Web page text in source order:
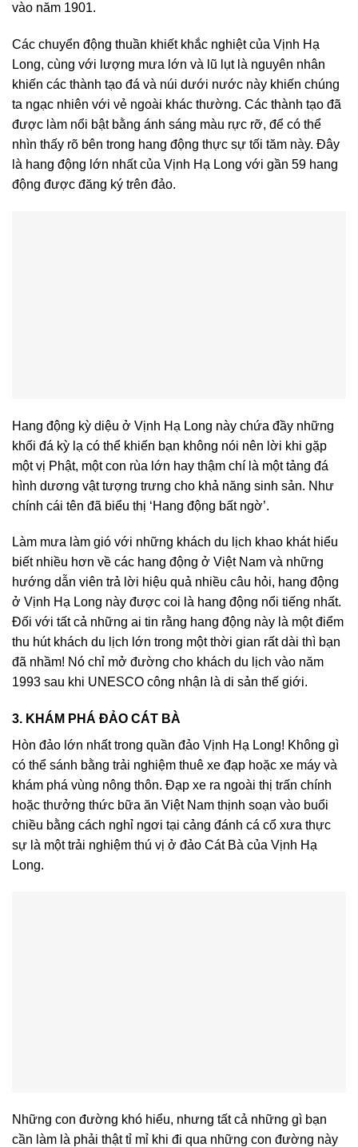
vào năm 1901.
Các chuyển động thuần khiết khắc nghiệt của Vịnh Hạ
Long, cùng với lượng mưa lớn và lũ lụt là nguyên nhân
khiến các thành tạo đá và núi dưới nước này khiến chúng
ta ngạc nhiên với vẻ ngoài khác thường. Các thành tạo đã
được làm nổi bật bằng ánh sáng màu rực rỡ, để có thể
nhìn thấy rõ bên trong hang động thực sự tối tăm này. Đây
là hang động lớn nhất của Vịnh Hạ Long với gần 59 hang
động được đăng ký trên đảo.
Hang động kỳ diệu ở Vịnh Hạ Long này chứa đầy những
khối đá kỳ lạ có thể khiến bạn không nói nên lời khi gặp
một vị Phật, một con rùa lớn hay thậm chí là một tảng đá
hình dương vật tượng trưng cho khả năng sinh sản. Như
chính cái tên đã biểu thị ‘Hang động bất ngờ’.
Làm mưa làm gió với những khách du lịch khao khát hiểu
biết nhiều hơn về các hang động ở Việt Nam và những
hướng dẫn viên trả lời hiệu quả nhiều câu hỏi, hang động
ở Vịnh Hạ Long này được coi là hang động nổi tiếng nhất.
Đối với tất cả những ai tin rằng hang động này là một điểm
thu hút khách du lịch lớn trong một thời gian rất dài thì bạn
đã nhầm! Nó chỉ mở đường cho khách du lịch vào năm
1993 sau khi UNESCO công nhận là di sản thế giới.
3. KHÁM PHÁ ĐẢO CÁT BÀ
Hòn đảo lớn nhất trong quần đảo Vịnh Hạ Long! Không gì
có thể sánh bằng trải nghiệm thuê xe đạp hoặc xe máy và
khám phá vùng nông thôn. Đạp xe ra ngoài thị trấn chính
hoặc thưởng thức bữa ăn Việt Nam thịnh soạn vào buổi
chiều bằng cách nghỉ ngơi tại cảng đánh cá cổ xưa thực
sự là một trải nghiệm thú vị ở đảo Cát Bà của Vịnh Hạ
Long.
Những con đường khó hiểu, nhưng tất cả những gì bạn
cần làm là phải thật tỉ mỉ khi đi qua những con đường này